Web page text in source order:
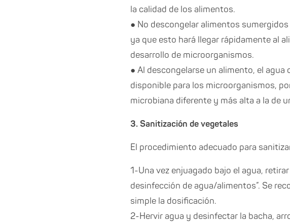
la calidad de los alimentos. ⠀
● No descongelar alimentos
ya que esto hará llegar rápidamente al
desarrollo de microorganismos. ⠀
● Al descongelarse un alimento, el
disponible para los microorganismos,
microbiana diferente y más alta a la de
3. Sanitización de vegetales
El procedimiento adecuado para
1-Una vez enjuagado bajo el agua,
desinfección de agua/alimentos”. Se
simple la dosificación. ⠀⠀
2-Hervir agua y desinfectar la bacha,